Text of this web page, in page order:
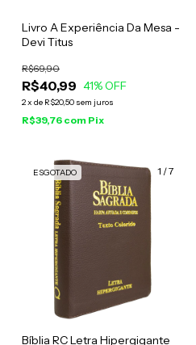
Livro A Experiência Da Mesa -
Devi Titus
R$40,99
R$69,90
41% OFF
2x de R$20,50 sem juros
R$39,76 com Pix
1 /7
ESGOTADO
Bíblia RC Letra Hipergigante